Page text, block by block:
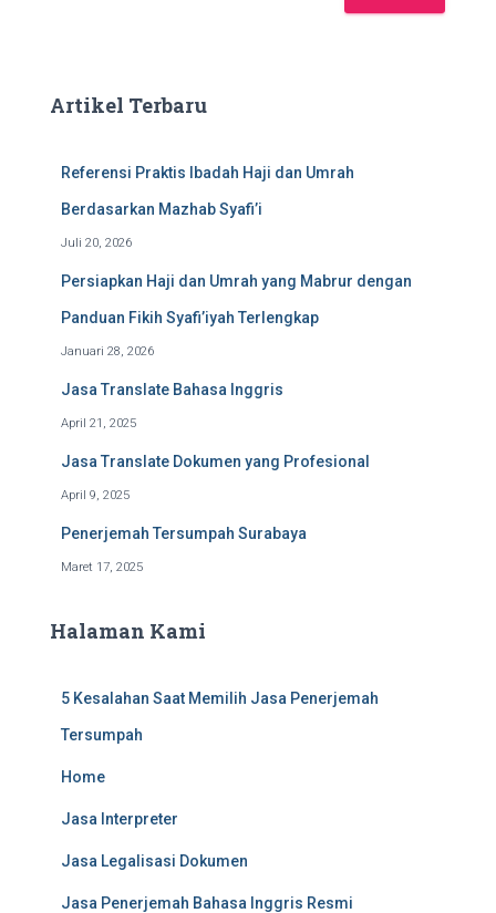
Artikel Terbaru
Referensi Praktis Ibadah Haji dan Umrah
Berdasarkan Mazhab Syafi’i
Juli 20, 2026
Persiapkan Haji dan Umrah yang Mabrur dengan
Panduan Fikih Syafi’iyah Terlengkap
Januari 28, 2026
Jasa Translate Bahasa Inggris
April 21, 2025
Jasa Translate Dokumen yang Profesional
April 9, 2025
Penerjemah Tersumpah Surabaya
Maret 17, 2025
Halaman Kami
5 Kesalahan Saat Memilih Jasa Penerjemah
Tersumpah
Home
Jasa Interpreter
Jasa Legalisasi Dokumen
Jasa Penerjemah Bahasa Inggris Resmi